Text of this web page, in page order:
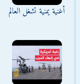
أغنية يمنية تشغل العالم